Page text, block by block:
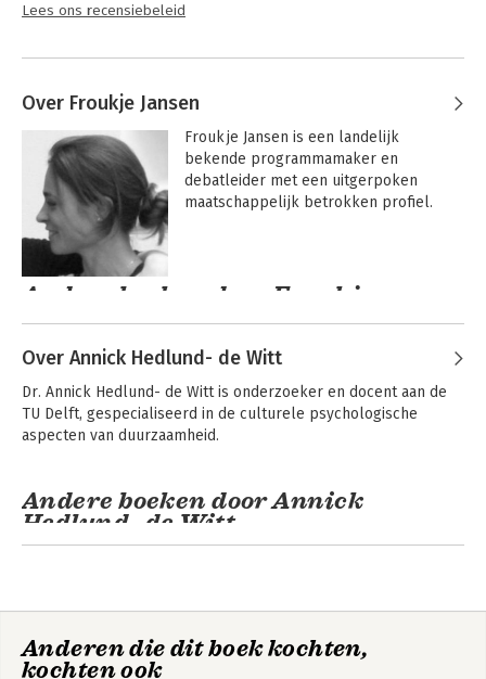
Lees ons recensiebeleid
Over Froukje Jansen
Froukje Jansen is een landelijk
bekende programmamaker en
debatleider met een uitgerpoken
maatschappelijk betrokken profiel.
Andere boeken door Froukje
Jansen
binnenuit
Over Annick Hedlund- de Witt
Dr. Annick Hedlund- de Witt is onderzoeker en docent aan de
TU Delft, gespecialiseerd in de culturele psychologische
aspecten van duurzaamheid.
Andere boeken door Annick
Hedlund- de Witt
Anderen die dit boek kochten,
kochten ook